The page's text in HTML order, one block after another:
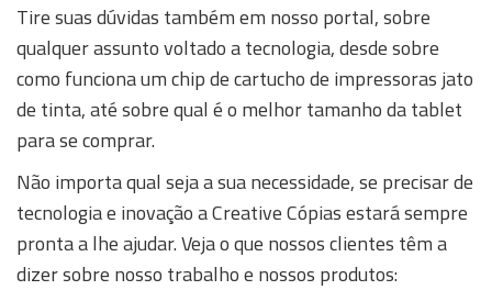
Tire suas dúvidas também em nosso portal, sobre
qualquer assunto voltado a tecnologia, desde sobre
como funciona um chip de cartucho de impressoras jato
de tinta, até sobre qual é o melhor tamanho da tablet
para se comprar.
Não importa qual seja a sua necessidade, se precisar de
tecnologia e inovação a Creative Cópias estará sempre
pronta a lhe ajudar. Veja o que nossos clientes têm a
dizer sobre nosso trabalho e nossos produtos: